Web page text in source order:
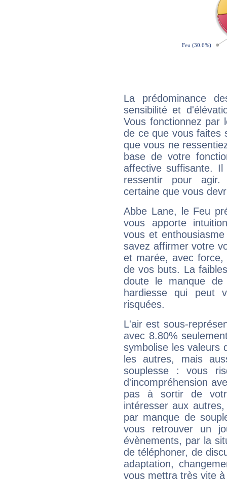
La prédominance
sensibilité et
Vous fonctionnez
de ce que vous faites
que vous ne
base de votre
affective suffisante.
ressentir pour agir.
certaine que vous
Abbe Lane, le Feu
vous apporte
vous et
savez affirmer votre
et marée, avec
de vos buts. La
doute le manque
hardiesse qui peut
risquées.
L'air est sous-
avec 8.80%
symbolise les valeurs
les autres, mais
souplesse : vous
d'incompréhension
pas à sortir de
intéresser aux
par manque de
vous retrouver un
évènements, par la
de téléphoner, de
adaptation,
vous mettra très vite